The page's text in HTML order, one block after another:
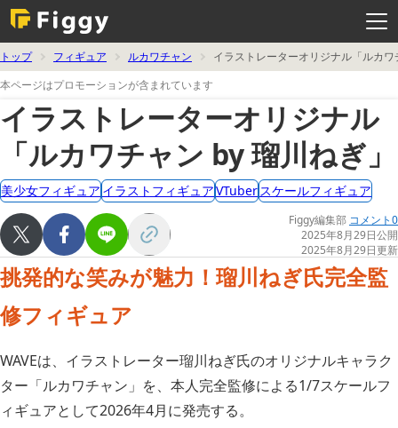
ー
を
開
く
トップ フィギュア ルカワチャン
イラストレーターオリジナル「ルカ
本ページはプロモーションが含まれています
イラストレーターオリジナル
「ルカワチャン by 瑠川ねぎ」
美少女フィギュア イラストフィギュアVTuberスケールフィギュア
Figgy編集部 コメント0
2025年8月29日公開
2025年8月29日更新
挑発的な笑みが魅力！瑠川ねぎ氏完全監
修フィギュア
WAVEは、イラストレーター瑠川ねぎ氏のオリジナルキャラク
ター「ルカワチャン」を、本人完全監修による1/7スケールフ
ィギュアとして2026年4月に発売する。